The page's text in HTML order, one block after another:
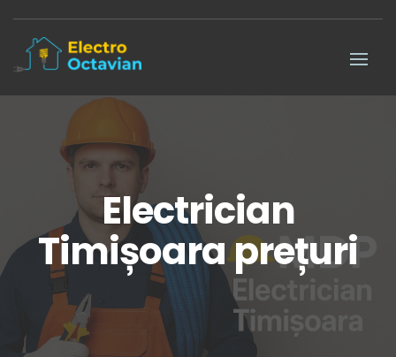
Electrician
Timișoara prețuri